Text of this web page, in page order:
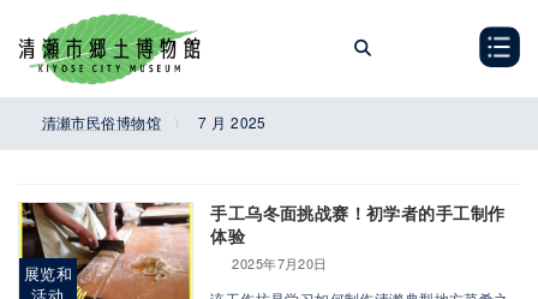
the
content
the
Navigation
清瀬市民俗博物馆 7 月 2025
展览和
手工乌冬面挑战赛！初学者的手工制作
体验
2025年7月20日